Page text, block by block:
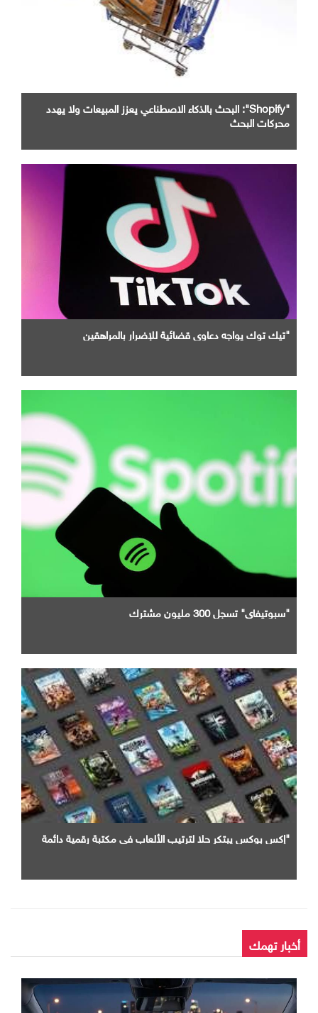
"Shopify": البحث بالذكاء الاصطناعي يعزز المبيعات ولا يهدد
محركات البحث
"تيك توك يواجه دعاوى قضائية للإضرار بالمراهقين
"سبوتيفاي" تسجل 300 مليون مشترك
"إكس بوكس يبتكر حلا لترتيب الألعاب في مكتبة رقمية دائمة
أخبار تهمك